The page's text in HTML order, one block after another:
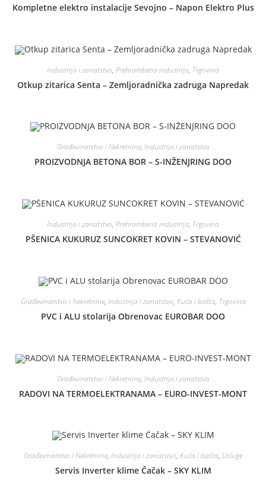
Kompletne elektro instalacije Sevojno – Napon Elektro Plus
Industrija i zanatstvo, Prehrambena industrija, Trgovina
Otkup zitarica Senta – Zemljoradnička zadruga Napredak
Građevinarstvo i Nekretnine, Industrija i zanatstvo
PROIZVODNJA BETONA BOR – S-INŽENJRING DOO
Industrija i zanatstvo, Prehrambena industrija, Trgovina
PŠENICA KUKURUZ SUNCOKRET KOVIN – STEVANOVIĆ
Građevinarstvo i Nekretnine, Industrija i zanatstvo, Kuća i bašta, Trgovina
PVC i ALU stolarija Obrenovac EUROBAR DOO
Građevinarstvo i Nekretnine, Industrija i zanatstvo
RADOVI NA TERMOELEKTRANAMA – EURO-INVEST-MONT
Građevinarstvo i Nekretnine, Industrija i zanatstvo, Kuća i bašta, Usluge
Servis Inverter klime Čačak – SKY KLIM